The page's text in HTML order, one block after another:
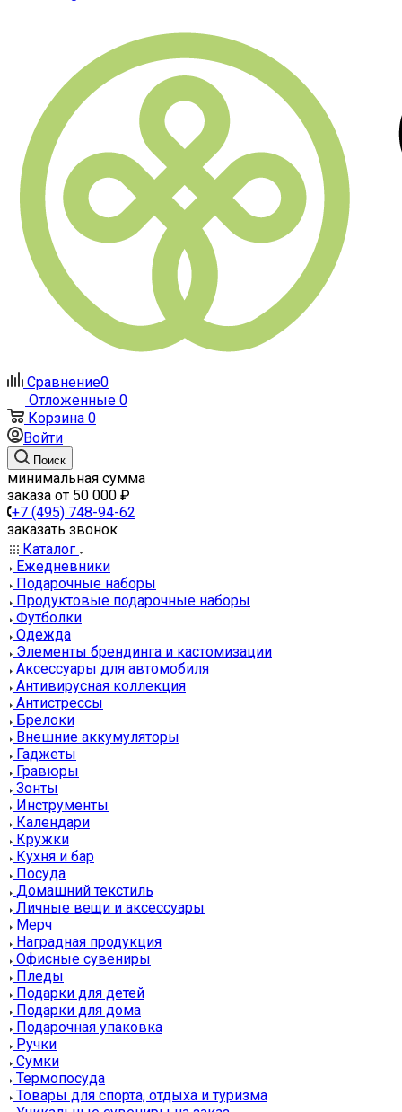
Сравнение0
Отложенные 0
Корзина 0
Войти
Поиск
минимальная сумма
заказа от 50 000 ₽
+7 (495) 748-94-62
заказать звонок
Каталог
Ежедневники
Подарочные наборы
Продуктовые подарочные наборы
Футболки
Одежда
Элементы брендинга и кастомизации
Аксессуары для автомобиля
Антивирусная коллекция
Антистрессы
Брелоки
Внешние аккумуляторы
Гаджеты
Гравюры
Зонты
Инструменты
Календари
Кружки
Кухня и бар
Посуда
Домашний текстиль
Личные вещи и аксессуары
Мерч
Наградная продукция
Офисные сувениры
Пледы
Подарки для детей
Подарки для дома
Подарочная упаковка
Ручки
Сумки
Термопосуда
Товары для спорта, отдыха и туризма